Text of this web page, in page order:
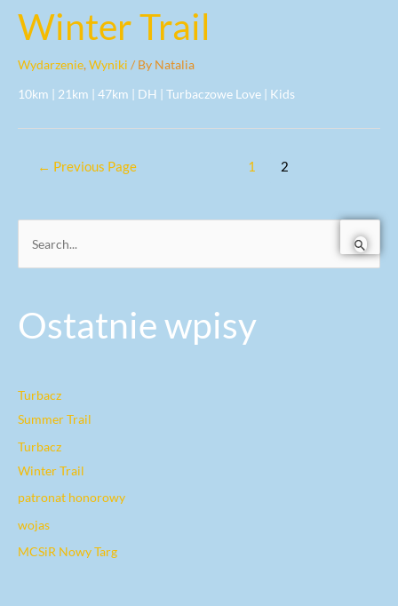
Winter Trail
Wydarzenie,Wyniki / By Natalia
10km | 21km | 47km | DH | Turbaczowe Love | Kids
← Previous Page 1 2
e
r
f
o
r
:
Ostatnie wpisy
Turbacz
Summer Trail
Turbacz
Winter Trail
patronat honorowy
wojas
MCSiR Nowy Targ